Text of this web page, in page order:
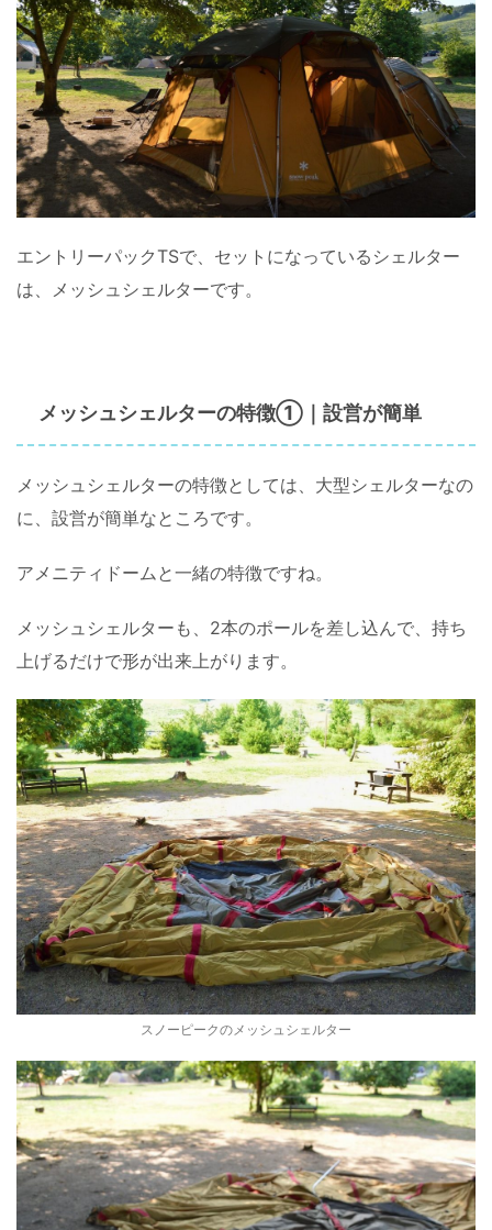
エントリーパックTSで、セットになっているシェルター
は、メッシュシェルターです。
メッシュシェルターの特徴① 設営が簡単
メッシュシェルターの特徴としては、大型シェルターなの
に、設営が簡単なところです。
アメニティドームと一緒の特徴ですね。
メッシュシェルターも、2本のポールを差し込んで、持ち
上げるだけで形が出来上がります。
スノーピークのメッシュシェルター